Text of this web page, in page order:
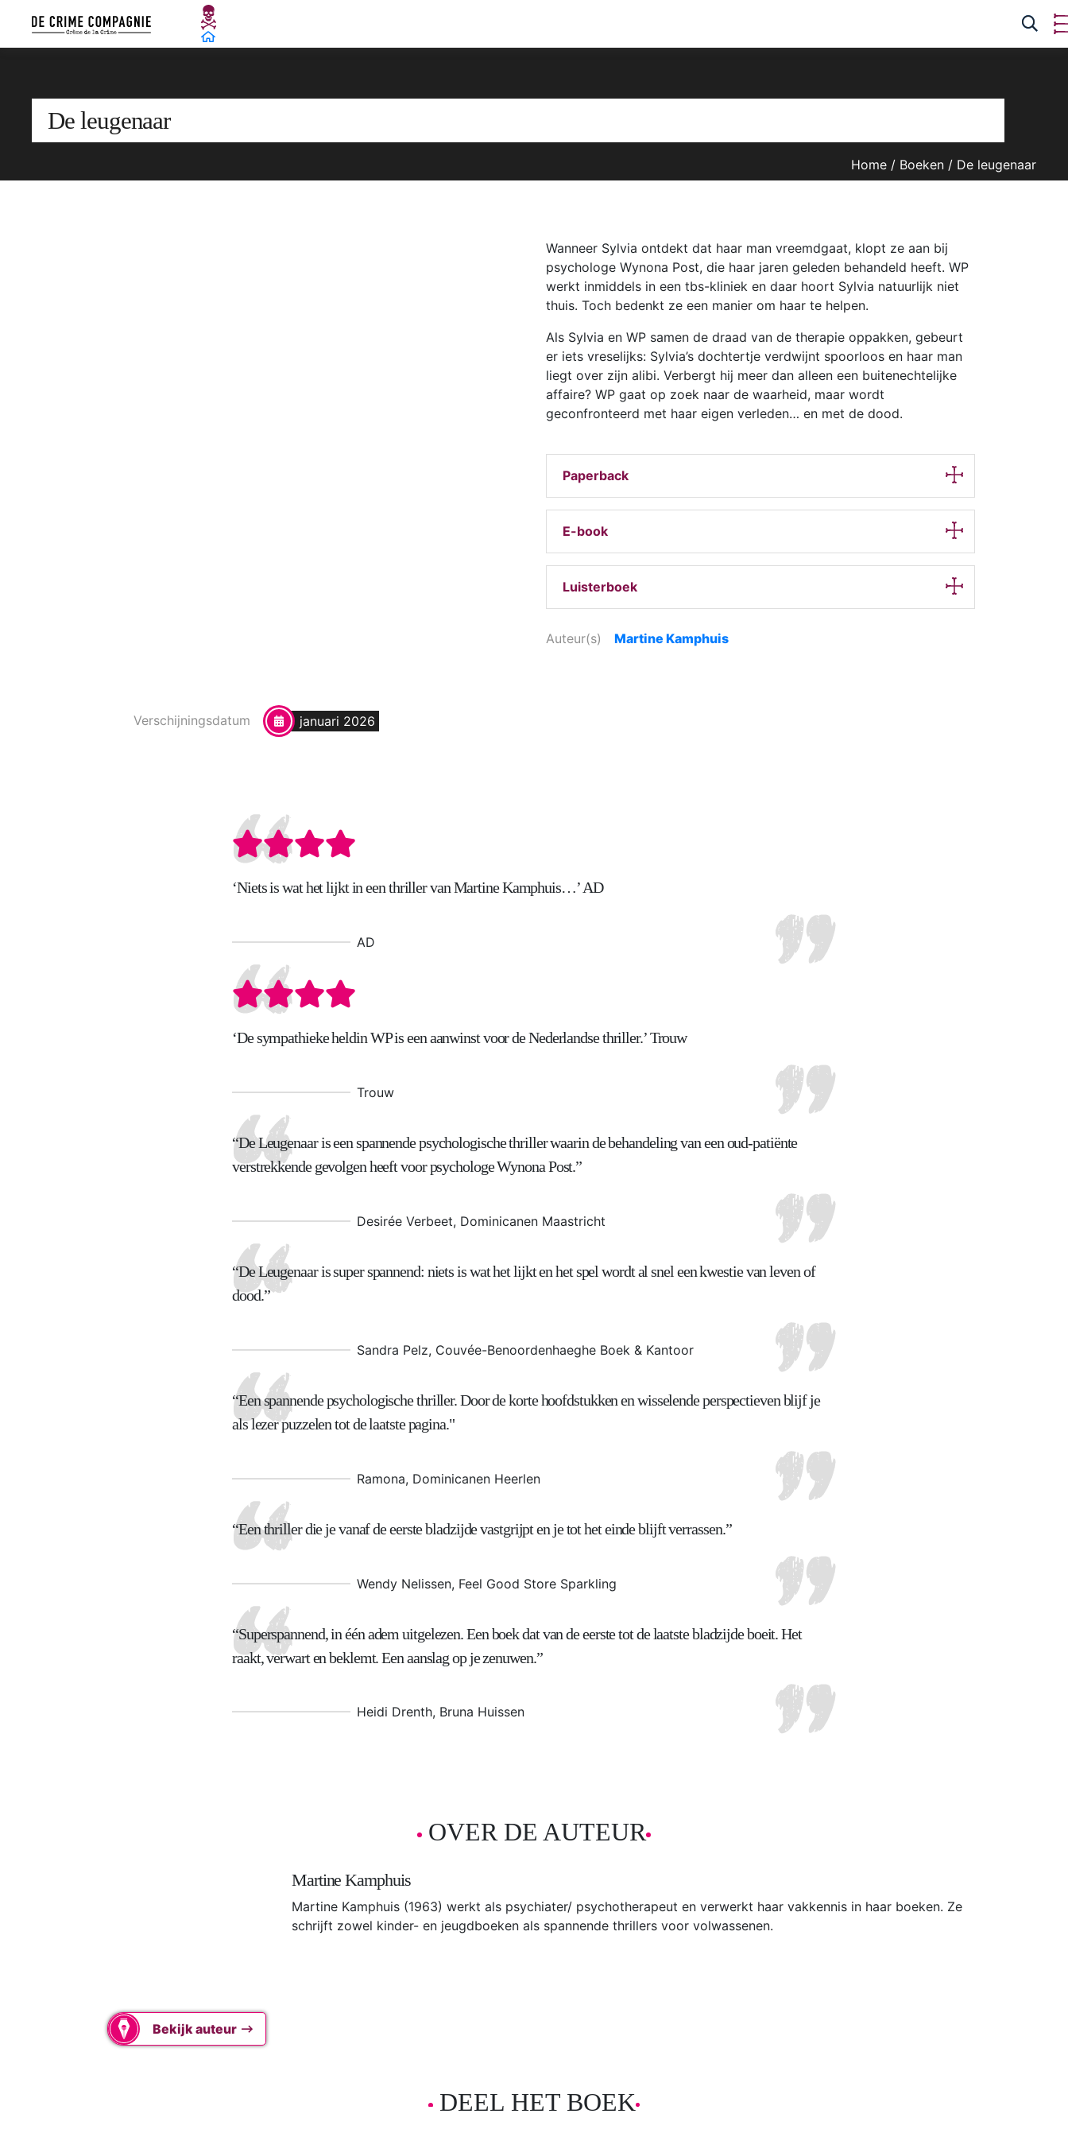
De leugenaar
Home / Boeken / De leugenaar
Verschijningsdatum januari 2026
Wanneer Sylvia ontdekt dat haar man vreemdgaat, klopt ze aan bij
psychologe Wynona Post, die haar jaren geleden behandeld heeft. WP
werkt inmiddels in een tbs-kliniek en daar hoort Sylvia natuurlijk niet
thuis. Toch bedenkt ze een manier om haar te helpen.
Als Sylvia en WP samen de draad van de therapie oppakken, gebeurt
er iets vreselijks: Sylvia’s dochtertje verdwijnt spoorloos en haar man
liegt over zijn alibi. Verbergt hij meer dan alleen een buitenechtelijke
affaire? WP gaat op zoek naar de waarheid, maar wordt
geconfronteerd met haar eigen verleden… en met de dood.
Paperback
E-book
Luisterboek
Auteur(s) Martine Kamphuis
‘Niets is wat het lijkt in een thriller van Martine Kamphuis…’ AD
AD
‘De sympathieke heldin WP is een aanwinst voor de Nederlandse thriller.’ Trouw
Trouw
“De Leugenaar is een spannende psychologische thriller waarin de behandeling van een oud-patiënte
verstrekkende gevolgen heeft voor psychologe Wynona Post.”
Desirée Verbeet, Dominicanen Maastricht
“De Leugenaar is super spannend: niets is wat het lijkt en het spel wordt al snel een kwestie van leven of
dood.”
Sandra Pelz, Couvée-Benoordenhaeghe Boek & Kantoor
“Een spannende psychologische thriller. Door de korte hoofdstukken en wisselende perspectieven blijf je
als lezer puzzelen tot de laatste pagina."
Ramona, Dominicanen Heerlen
“Een thriller die je vanaf de eerste bladzijde vastgrijpt en je tot het einde blijft verrassen.”
Wendy Nelissen, Feel Good Store Sparkling
“Superspannend, in één adem uitgelezen. Een boek dat van de eerste tot de laatste bladzijde boeit. Het
raakt, verwart en beklemt. Een aanslag op je zenuwen.”
Heidi Drenth, Bruna Huissen
OVER DE AUTEUR
Bekijk auteur
Martine Kamphuis
Martine Kamphuis (1963) werkt als psychiater/ psychotherapeut en verwerkt haar vakkennis in haar boeken. Ze
schrijft zowel kinder- en jeugdboeken als spannende thrillers voor volwassenen.
DEEL HET BOEK